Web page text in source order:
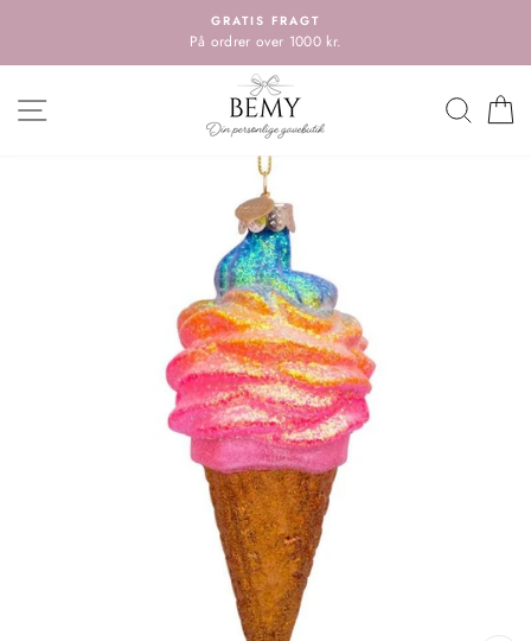
indholdet
GRATIS FRAGT
På ordrer over 1000 kr.
SØG